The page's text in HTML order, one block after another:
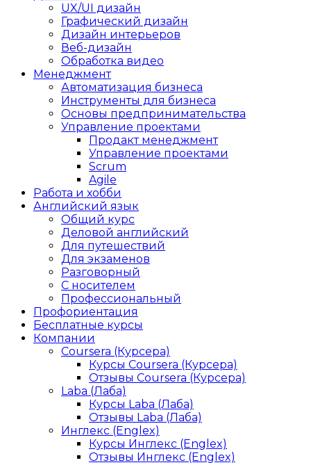
UX/UI дизайн
Графический дизайн
Дизайн интерьеров
Веб-дизайн
Обработка видео
Менеджмент
Автоматизация бизнеса
Инструменты для бизнеса
Основы предпринимательства
Управление проектами
Продакт менеджмент
Управление проектами
Scrum
Agile
Работа и хобби
Английский язык
Общий курс
Деловой английский
Для путешествий
Для экзаменов
Разговорный
С носителем
Профессиональный
Профориентация
Бесплатные курсы
Компании
Coursera (Курсера)
Курсы Coursera (Курсера)
Отзывы Coursera (Курсера)
Laba (Лаба)
Курсы Laba (Лаба)
Отзывы Laba (Лаба)
Инглекс (Englex)
Курсы Инглекс (Englex)
Отзывы Инглекс (Englex)